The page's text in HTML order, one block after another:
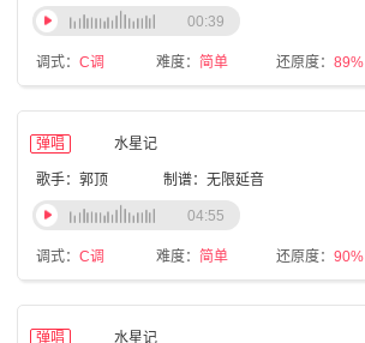
调式： C调 难度： 简单 还原度： 89%
00:39
弹唱 水星记
歌手：郭顶 制谱：无限延音
调式： C调 难度： 简单 还原度： 90%
04:55
弹唱 水星记